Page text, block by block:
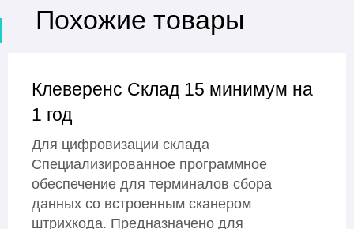
Похожие товары
Клеверенс Склад 15 минимум на
1 год
Для цифровизации склада
Специализированное программное
обеспечение для терминалов сбора
данных со встроенным сканером
штрихкода. Предназначено для